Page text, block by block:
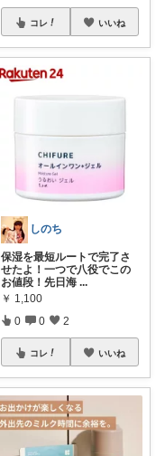
コレ いいね
しのち
保湿を最短ルートで完了さ
せたよ！一つで八役でこの
お値段！先日海 ...
￥ 1,100
0 0 2
コレ いいね